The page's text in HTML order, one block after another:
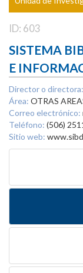
ID: 603
SISTEMA
E
Director o directora:
Área: OTRAS
Correo electrónico:
Teléfono: (506)
Sitio web: